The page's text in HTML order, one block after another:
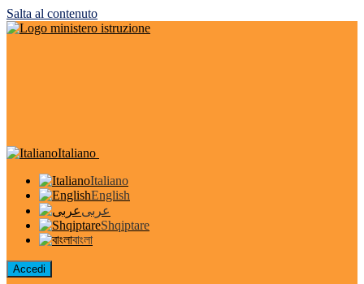
Salta al contenuto
Italiano
Italiano
English
عربى
Shqiptare
বাংলা
Accedi